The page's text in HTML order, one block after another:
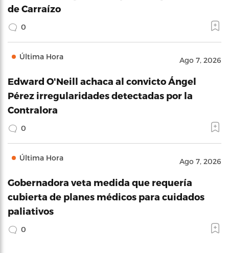
de Carraízo
0
Última Hora Ago 7, 2026
Edward O'Neill achaca al convicto Ángel
Pérez irregularidades detectadas por la
Contralora
0
Última Hora Ago 7, 2026
Gobernadora veta medida que requería
cubierta de planes médicos para cuidados
paliativos
0